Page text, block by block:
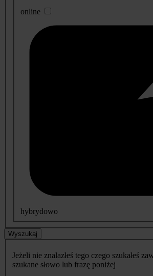
online
hybrydowo
Wyszukaj
Jeżeli nie znalazłeś tego czego szukałeś
szukane słowo lub frazę poniżej